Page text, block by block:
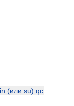
(или su) qc